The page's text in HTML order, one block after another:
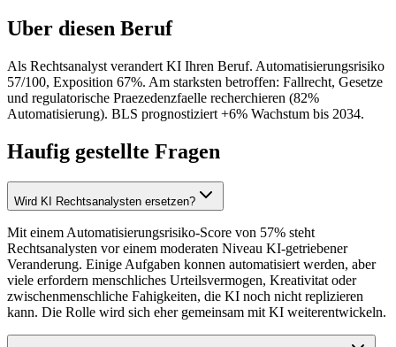
Uber diesen Beruf
Als Rechtsanalyst verandert KI Ihren Beruf. Automatisierungsrisiko
57/100, Exposition 67%. Am starksten betroffen: Fallrecht, Gesetze
und regulatorische Praezedenzfaelle recherchieren (82%
Automatisierung). BLS prognostiziert +6% Wachstum bis 2034.
Haufig gestellte Fragen
Wird KI Rechtsanalysten ersetzen?
Mit einem Automatisierungsrisiko-Score von 57% steht
Rechtsanalysten vor einem moderaten Niveau KI-getriebener
Veranderung. Einige Aufgaben konnen automatisiert werden, aber
viele erfordern menschliches Urteilsvermogen, Kreativitat oder
zwischenmenschliche Fahigkeiten, die KI noch nicht replizieren
kann. Die Rolle wird sich eher gemeinsam mit KI weiterentwickeln.